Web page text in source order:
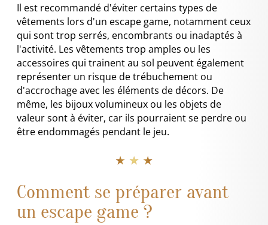
Il est recommandé d'éviter certains types de
vêtements lors d'un escape game, notamment ceux
qui sont trop serrés, encombrants ou inadaptés à
l'activité. Les vêtements trop amples ou les
accessoires qui trainent au sol peuvent également
représenter un risque de trébuchement ou
d'accrochage avec les éléments de décors. De
même, les bijoux volumineux ou les objets de
valeur sont à éviter, car ils pourraient se perdre ou
être endommagés pendant le jeu.
★ ★ ★
Comment se préparer avant
un escape game ?